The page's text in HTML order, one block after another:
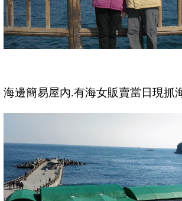
海邊簡易屋內.有海女販賣當日現抓